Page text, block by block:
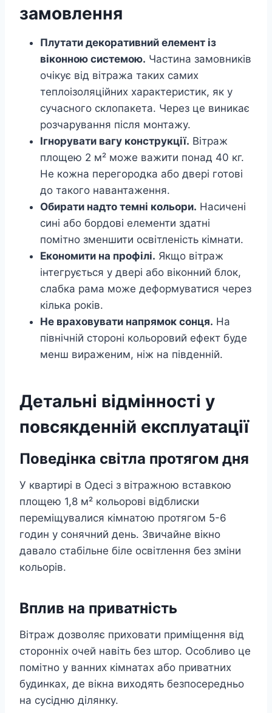
замовлення
Плутати декоративний елемент із
віконною системою. Частина замовників
очікує від вітража таких самих
теплоізоляційних характеристик, як у
сучасного склопакета. Через це виникає
розчарування після монтажу.
Ігнорувати вагу конструкції. Вітраж
площею 2 м² може важити понад 40 кг.
Не кожна перегородка або двері готові
до такого навантаження.
Обирати надто темні кольори. Насичені
сині або бордові елементи здатні
помітно зменшити освітленість кімнати.
Економити на профілі. Якщо вітраж
інтегрується у двері або віконний блок,
слабка рама може деформуватися через
кілька років.
Не враховувати напрямок сонця. На
північній стороні кольоровий ефект буде
менш вираженим, ніж на південній.
Детальні відмінності у
повсякденній експлуатації
Поведінка світла протягом дня
У квартирі в Одесі з вітражною вставкою
площею 1,8 м² кольорові відблиски
переміщувалися кімнатою протягом 5-6
годин у сонячний день. Звичайне вікно
давало стабільне біле освітлення без зміни
кольорів.
Вплив на приватність
Вітраж дозволяє приховати приміщення від
сторонніх очей навіть без штор. Особливо це
помітно у ванних кімнатах або приватних
будинках, де вікна виходять безпосередньо
на сусідню ділянку.